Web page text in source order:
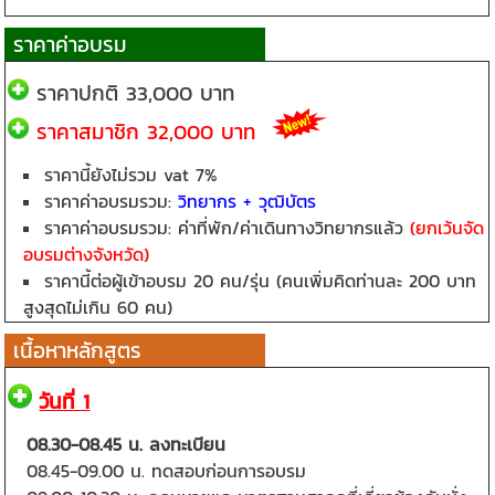
ราคาค่าอบรม
ราคาปกติ 33,000 บาท
ราคาสมาชิก 32,000 บาท
ราคานี้ยังไม่รวม vat 7%
ราคาค่าอบรมรวม:วิทยากร + วุฒิบัตร
ราคาค่าอบรมรวม: ค่าที่พัก/ค่าเดินทางวิทยากรแล้ว(ยกเว้นจัด
อบรมต่างจังหวัด)
ราคานี้ต่อผู้เข้าอบรม 20 คน/รุ่น (คนเพิ่มคิดท่านละ 200 บาท
สูงสุดไม่เกิน 60 คน)
เนื้อหาหลักสูตร
วันที่ 1
08.30-08.45 น. ลงทะเบียน
08.45-09.00 น. ทดสอบก่อนการอบรม